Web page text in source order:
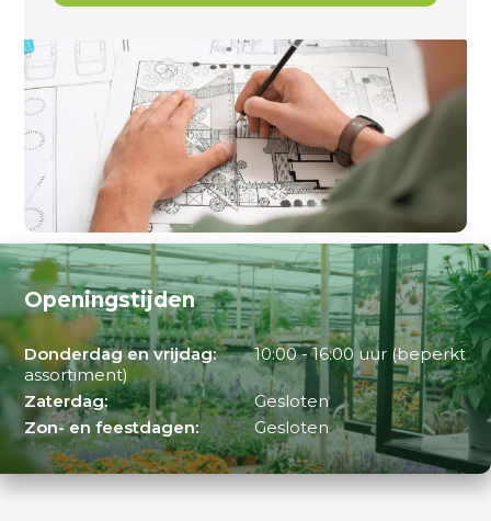
Openingstijden
Donderdag en vrijdag:
10:00 - 16:00 uur (beperkt
assortiment)
Zaterdag:
Gesloten
Zon- en feestdagen:
Gesloten